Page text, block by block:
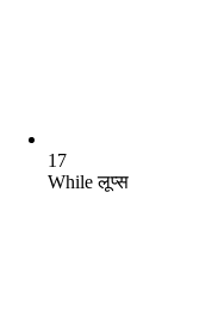
17
While लूप्स